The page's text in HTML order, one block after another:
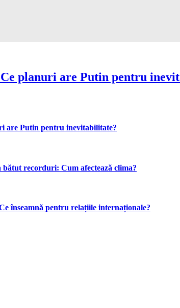
planuri are Putin pentru
are Putin pentru inevitabilitate?
recorduri: Cum afectează clima?
înseamnă pentru relațiile internaționale?